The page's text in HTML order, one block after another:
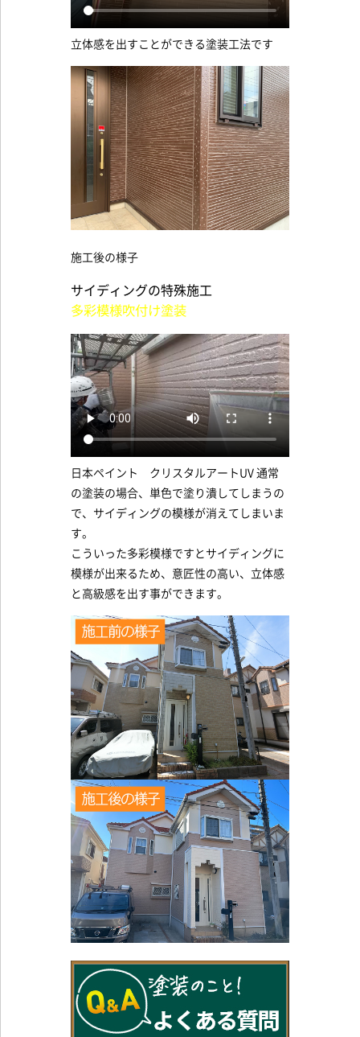
立体感を出すことができる塗装工法です
施工後の様子
サイディングの特殊施工
多彩模様吹付け塗装
日本ペイント クリスタルアートUV 通常
の塗装の場合、単色で塗り潰してしまうの
で、サイディングの模様が消えてしまいま
す。
こういった多彩模様ですとサイディングに
模様が出来るため、意匠性の高い、立体感
と高級感を出す事ができます。